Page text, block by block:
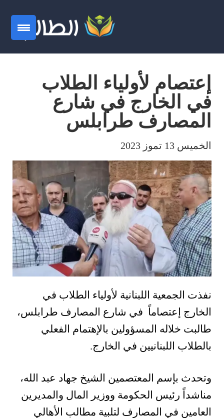
إعتصام لأولياء الطلاب
في الخارج في شارع
المصارف طرابلس
الخميس 13 تموز 2023
نفذت الجمعية اللبنانية لأولياء الطلاب في
الخارج إعتصاماً في شارع المصارف طرابلس،
طالبت خلاله المسؤولين بالإهتمام الفعلي
بالطلاب اللبنانيين في الخارج.
وتحدث بإسم المعتصمين الشيخ جهاد عبد الله،
مناشداً رئيس الحكومة ووزير المال والمديرين
العامين في المصارف لتلبية مطالب الأهالي